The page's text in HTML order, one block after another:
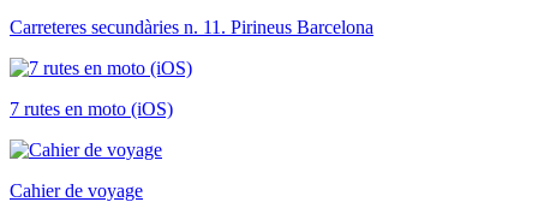
Carreteres secundàries n. 11. Pirineus Barcelona
7 rutes en moto (iOS)
Cahier de voyage